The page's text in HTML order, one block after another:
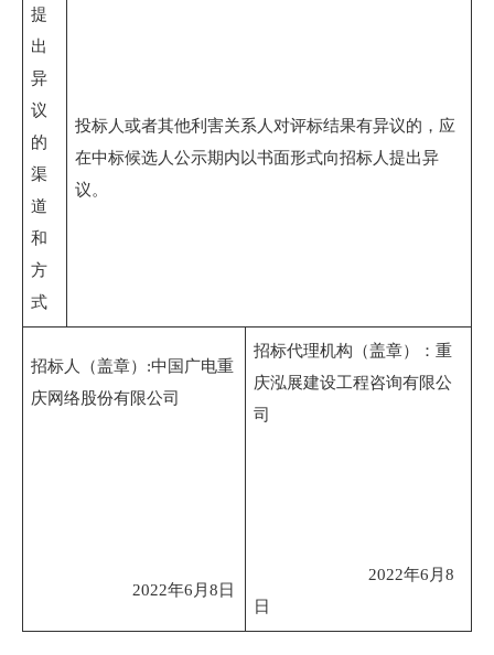
提
出
异
议
的
渠
道
和
方
式
投标人或者其他利害关系人对评标结果有异议的，应
在中标候选人公示期内以书面形式向招标人提出异
议。
招标人（盖章）:中国广电重
庆网络股份有限公司
2022年6月8日
招标代理机构（盖章）：重
庆泓展建设工程咨询有限公
司
2022年6月8
日